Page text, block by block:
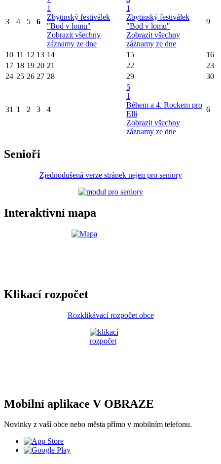
3 4 5 6
1
Zbytinský festiválek
"Bod v lomu"
Zobrazit všechny
záznamy ze dne
1
Zbytinský festiválek
"Bod v lomu"
Zobrazit všechny
záznamy ze dne
9
10 11 12 13 14 15
16
17 18 19 20 21 22
23
24 25 26 27 28 29 30
31 1 2 3 4
5
1
Během a 4. Rockem pro
Elli
Zobrazit všechny
záznamy ze dne
6
Senioři
Zjednodušená verze stránek nejen pro seniory
Interaktivní mapa
Klikací rozpočet
Rozklikávací rozpočet obce
Mobilní aplikace V OBRAZE
Novinky z vaší obce nebo města přímo v mobilním telefonu.